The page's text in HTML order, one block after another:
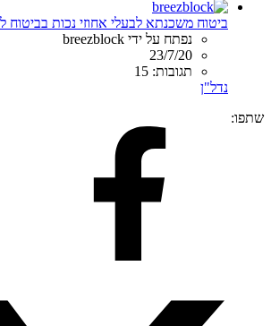
ביטוח משכנתא לבעלי אחוזי נכות בביטוח
נפתח על ידי breezblock
23/7/20
תגובות: 15
נדל"ן
שתפו: